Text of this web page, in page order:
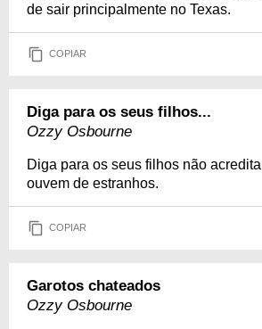
de sair principalmente no Texas.
COPIAR
Diga para os seus filhos...
Ozzy Osbourne
Diga para os seus filhos não
ouvem de estranhos.
COPIAR
Garotos chateados
Ozzy Osbourne